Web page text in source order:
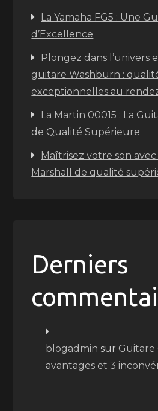
La Yamaha FG5 : Une
d’Excellence
Plongez dans l’univers
guitare Washburn :
exceptionnelles au
La Martin 00015 : La
de Qualité Supérieure
Maîtrisez votre son avec
Marshall de qualité
Derniers
blogadmin sur Guitare
avantages et 3